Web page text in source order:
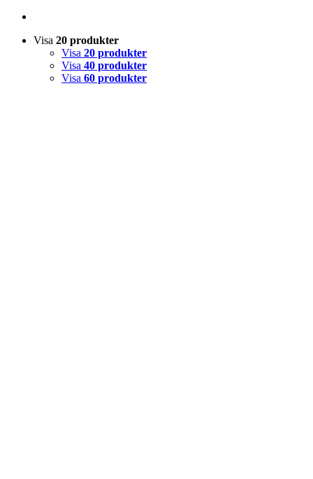
Visa 20 produkter
Visa 20 produkter
Visa 40 produkter
Visa 60 produkter